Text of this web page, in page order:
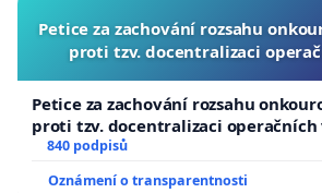
Petice za zachování rozsahu
proti tzv. docentralizaci
Petice za zachování rozsahu
proti tzv. docentralizaci operačních
840 podpisů
Oznámení o transparentnosti